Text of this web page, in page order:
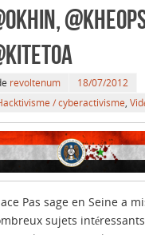
revoltenum
18/07/2012
/ cyberactivisme
Pas sage en Seine a
sujets